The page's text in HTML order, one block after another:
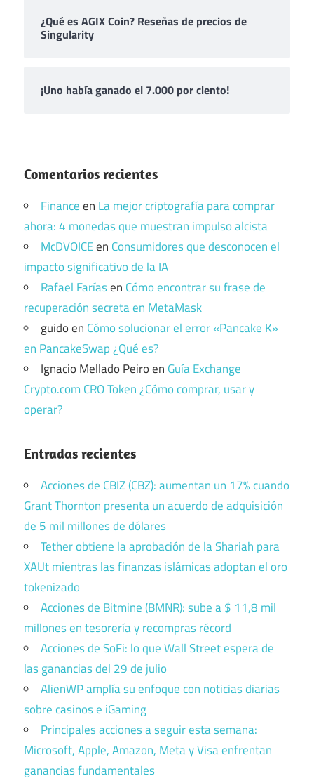
¿Qué es AGIX Coin? Reseñas de precios de
Singularity
¡Uno había ganado el 7.000 por ciento!
Comentarios recientes
Financeen La mejor criptografía para comprar
ahora: 4 monedas que muestran impulso alcista
McDVOICEen Consumidores que desconocen el
impacto significativo de la IA
Rafael Faríasen Cómo encontrar su frase de
recuperación secreta en MetaMask
guidoen Cómo solucionar el error «Pancake K»
en PancakeSwap ¿Qué es?
Ignacio Mellado Peiroen Guía Exchange
Crypto.com CRO Token ¿Cómo comprar, usar y
operar?
Entradas recientes
Acciones de CBIZ (CBZ): aumentan un 17% cuando
Grant Thornton presenta un acuerdo de adquisición
de 5 mil millones de dólares
Tether obtiene la aprobación de la Shariah para
XAUt mientras las finanzas islámicas adoptan el oro
tokenizado
Acciones de Bitmine (BMNR): sube a $ 11,8 mil
millones en tesorería y recompras récord
Acciones de SoFi: lo que Wall Street espera de
las ganancias del 29 de julio
AlienWP amplía su enfoque con noticias diarias
sobre casinos e iGaming
Principales acciones a seguir esta semana:
Microsoft, Apple, Amazon, Meta y Visa enfrentan
ganancias fundamentales